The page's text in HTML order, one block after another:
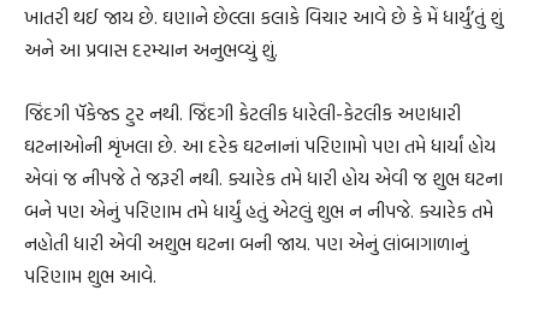
ખાતરી થઈ જાય છે. ઘણાને છેલ્લા કલાકે વિચાર આવે છે કે મેં ધાર્યું’તું શું
અને આ પ્રવાસ દરમ્યાન અનુભવ્યું શું.
જિંદગી પૅકેજ્ડ ટુર નથી. જિંદગી કેટલીક ધારેલી-કેટલીક અણધારી
ઘટનાઓની શૃંખલા છે. આ દરેક ઘટનાનાં પરિણામો પણ તમે ધાર્યાં હોય
એવાં જ નીપજે તે જરૂરી નથી. ક્યારેક તમે ધારી હોય એવી જ શુભ ઘટના
બને પણ એનું પરિણામ તમે ધાર્યું હતું એટલું શુભ ન નીપજે. ક્યારેક તમે
નહોતી ધારી એવી અશુભ ઘટના બની જાય. પણ એનું લાંબાગાળાનું
પરિણામ શુભ આવે.